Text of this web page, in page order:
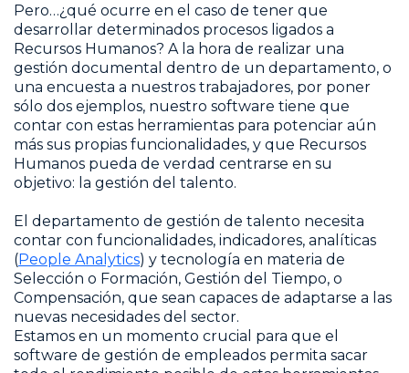
Pero…¿qué ocurre en el caso de tener que
desarrollar determinados procesos ligados a
Recursos Humanos? A la hora de realizar una
gestión documental dentro de un departamento, o
una encuesta a nuestros trabajadores, por poner
sólo dos ejemplos, nuestro software tiene que
contar con estas herramientas para potenciar aún
más sus propias funcionalidades, y que Recursos
Humanos pueda de verdad centrarse en su
objetivo: la gestión del talento.
El departamento de gestión de talento necesita
contar con funcionalidades, indicadores, analíticas
(People Analytics) y tecnología en materia de
Selección o Formación, Gestión del Tiempo, o
Compensación, que sean capaces de adaptarse a las
nuevas necesidades del sector.
Estamos en un momento crucial para que el
software de gestión de empleados permita sacar